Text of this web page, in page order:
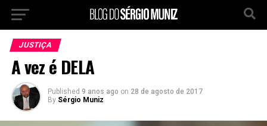
JUSTIÇA
A vez é DELA
Published 9 anos ago on 28 de agosto de 2017
By Sérgio Muniz